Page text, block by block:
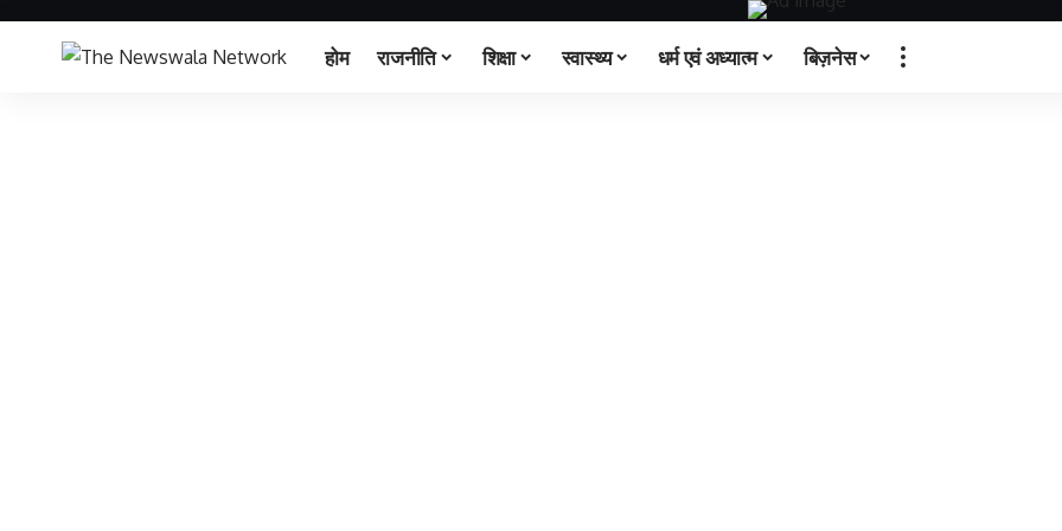
होम राजनीति शिक्षा स्वास्थ्य धर्म एवं अध्यात्म बिज़नेस